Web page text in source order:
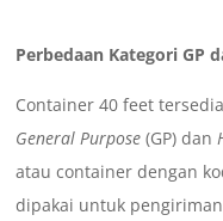
Perbedaan Kategori GP
Container 40 feet
General Purpose (GP) dan
atau container dengan
dipakai untuk